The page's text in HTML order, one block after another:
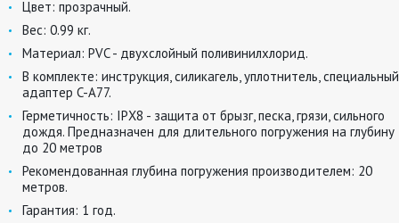
Цвет: прозрачный.
Вес: 0.99 кг.
Материал: PVC - двухслойный поливинилхлорид.
В комплекте: инструкция, силикагель, уплотнитель, специальный
адаптер C-A77.
Герметичность: IPХ8 - защита от брызг, песка, грязи, сильного
дождя. Предназначен для длительного погружения на глубину
до 20 метров
Рекомендованная глубина погружения производителем: 20
метров.
Гарантия: 1 год.